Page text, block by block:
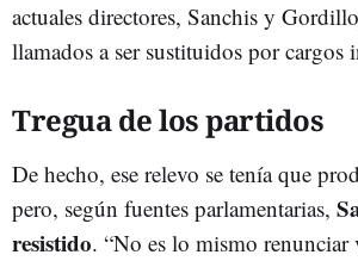
actuales directores, Sanchis y
llamados a ser sustituidos por cargos
Tregua de los partidos
De hecho, ese relevo se tenía que
pero, según fuentes parlamentarias,
resistido. “No es lo mismo renunciar